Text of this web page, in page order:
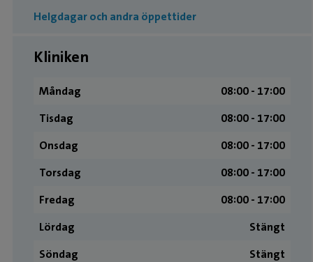
Helgdagar och andra öppettider
Kliniken
Måndag
08:00 ­- 17:00
Tisdag
08:00 ­- 17:00
Onsdag
08:00 ­- 17:00
Torsdag
08:00 ­- 17:00
Fredag
08:00 ­- 17:00
Lördag
Stängt
Söndag
Stängt